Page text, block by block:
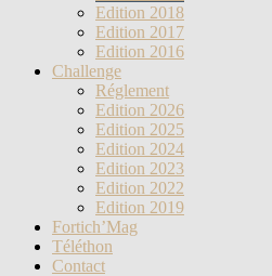
Edition 2018
Edition 2017
Edition 2016
Challenge
Réglement
Edition 2026
Edition 2025
Edition 2024
Edition 2023
Edition 2022
Edition 2019
Fortich’Mag
Téléthon
Contact